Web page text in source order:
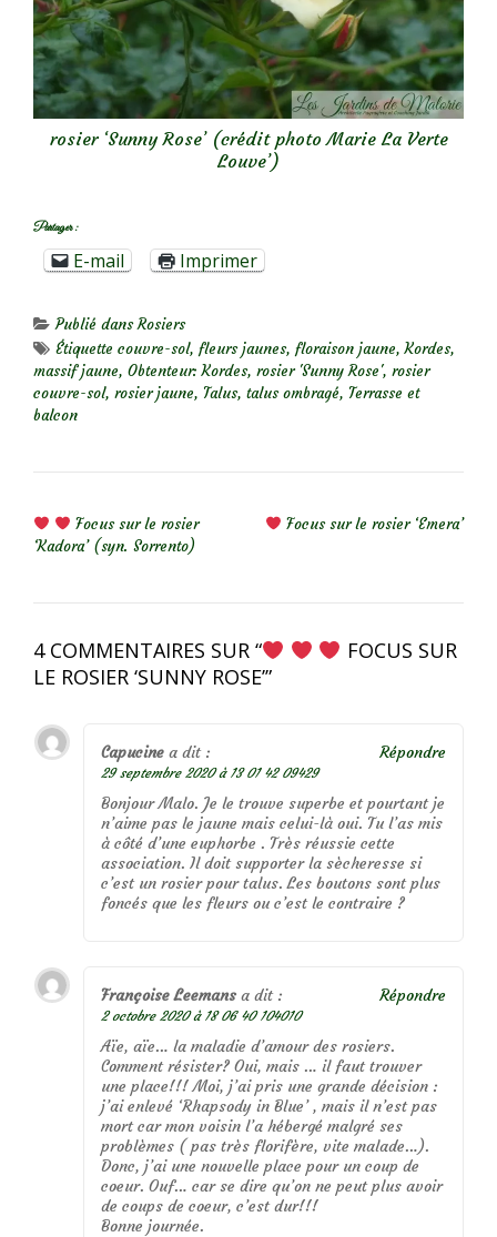
rosier ‘Sunny Rose’ (crédit photo Marie La Verte
Louve’)
Partager :
E-mail Imprimer
Publié dansRosiers
Étiquette couvre-sol, fleurs jaunes, floraison jaune,Kordes,
massif jaune, Obtenteur: Kordes, rosier 'Sunny Rose', rosier
couvre-sol, rosier jaune, Talus, talus ombragé, Terrasse et
balcon
Focus sur le rosier
‘Kadora’ (syn. Sorrento)
Focus sur le rosier ‘Emera’
4 COMMENTAIRES SUR “
FOCUS SUR
LE ROSIER ‘SUNNY ROSE’”
Capucine a dit :
29 septembre 2020 à 13 01 42 09429
Bonjour Malo. Je le trouve superbe et pourtant je
n’aime pas le jaune mais celui-là oui. Tu l’as mis
à côté d’une euphorbe . Très réussie cette
association. Il doit supporter la sècheresse si
c’est un rosier pour talus. Les boutons sont plus
foncés que les fleurs ou c’est le contraire ?
Répondre
Françoise Leemans a dit :
2 octobre 2020 à 18 06 40 104010
Aïe, aïe… la maladie d’amour des rosiers.
Comment résister? Oui, mais … il faut trouver
une place!!! Moi, j’ai pris une grande décision :
j’ai enlevé ‘Rhapsody in Blue’ , mais il n’est pas
mort car mon voisin l’a hébergé malgré ses
problèmes ( pas très florifère, vite malade…).
Donc, j’ai une nouvelle place pour un coup de
coeur. Ouf… car se dire qu’on ne peut plus avoir
de coups de coeur, c’est dur!!!
Bonne journée.
Répondre